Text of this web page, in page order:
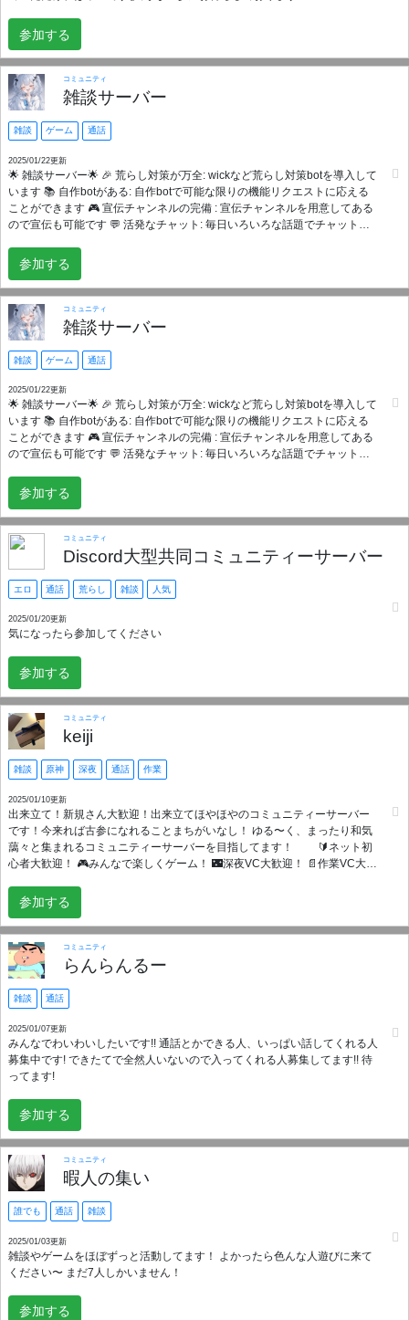
スポンサー StudioAMONE
参加する
コミュニティ
雑談サーバー
雑談 ゲーム 通話
2025/01/22更新
🌟 雑談サーバー🌟 🎉 荒らし対策が万全: wickなど荒らし対策botを導入して
います 📚 自作botがある: 自作botで可能な限りの機能リクエストに応える
ことができます 🎮 宣伝チャンネルの完備 : 宣伝チャンネルを用意してある
ので宣伝も可能です 💬 活発なチャット: 毎日いろいろな話題でチャットが
しょう 🤖 役立つボット: ゲーム、音楽、ツールなど、便利なボットが多
数！ 私たちのサーバーで一緒に楽しい時間を過ごしましょう！お待ちして
います！
参加する
コミュニティ
雑談サーバー
雑談 ゲーム 通話
2025/01/22更新
🌟 雑談サーバー🌟 🎉 荒らし対策が万全: wickなど荒らし対策botを導入して
います 📚 自作botがある: 自作botで可能な限りの機能リクエストに応える
ことができます 🎮 宣伝チャンネルの完備 : 宣伝チャンネルを用意してある
ので宣伝も可能です 💬 活発なチャット: 毎日いろいろな話題でチャットが
しょう 🤖 役立つボット: ゲーム、音楽、ツールなど、便利なボットが多
数！ 私たちのサーバーで一緒に楽しい時間を過ごしましょう！お待ちして
います！
参加する
コミュニティ
Discord大型共同コミュニティーサーバー
エロ 通話 荒らし 雑談 人気
2025/01/20更新
気になったら参加してください
参加する
コミュニティ
keiji
雑談 原神 深夜 通話 作業
2025/01/10更新
出来立て！新規さん大歓迎！出来立てほやほやのコミュニティーサーバー
です！今来れば古参になれることまちがいなし！ ゆる〜く、まったり和気
藹々と集まれるコミュニティーサーバーを目指してます！ 🔰ネット初
心者大歓迎！ 🎮みんなで楽しくゲーム！ 🌃深夜VC大歓迎！ 📄作業VC大歓
募集中です！! 気軽に入ってきてください！！
参加する
コミュニティ
らんらんるー
雑談 通話
2025/01/07更新
みんなでわいわいしたいです!! 通話とかできる人、いっぱい話してくれる人
募集中です! できたてで全然人いないので入ってくれる人募集してます!! 待
ってます!
参加する
コミュニティ
暇人の集い
誰でも 通話 雑談
2025/01/03更新
雑談やゲームをほぼずっと活動してます！ よかったら色んな人遊びに来て
ください〜 まだ7人しかいません！
参加する